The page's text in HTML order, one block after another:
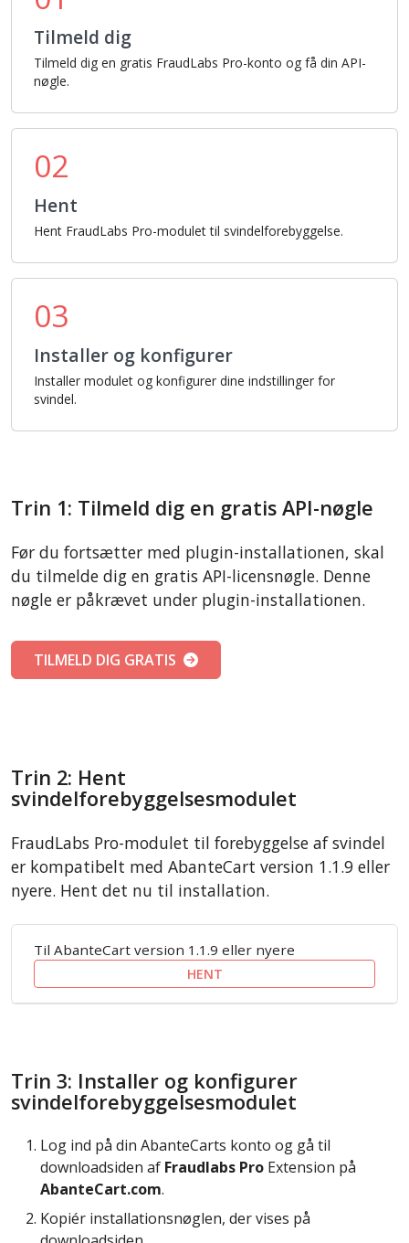
Tilmeld dig
Tilmeld dig en gratis FraudLabs Pro-konto og få din API-
nøgle.
02
Hent
Hent FraudLabs Pro-modulet til svindelforebyggelse.
03
Installer og konfigurer
Installer modulet og konfigurer dine indstillinger for
svindel.
Trin 1: Tilmeld dig en gratis API-nøgle
Før du fortsætter med plugin-installationen, skal
du tilmelde dig en gratis API-licensnøgle. Denne
nøgle er påkrævet under plugin-installationen.
TILMELD DIG GRATIS
Trin 2: Hent
svindelforebyggelsesmodulet
FraudLabs Pro-modulet til forebyggelse af svindel
er kompatibelt med AbanteCart version 1.1.9 eller
nyere. Hent det nu til installation.
Til AbanteCart version 1.1.9 eller nyere
HENT
Trin 3: Installer og konfigurer
svindelforebyggelsesmodulet
Log ind på din AbanteCarts konto og gå til
downloadsiden af Fraudlabs Pro Extension på
AbanteCart.com.
Kopiér installationsnøglen, der vises på